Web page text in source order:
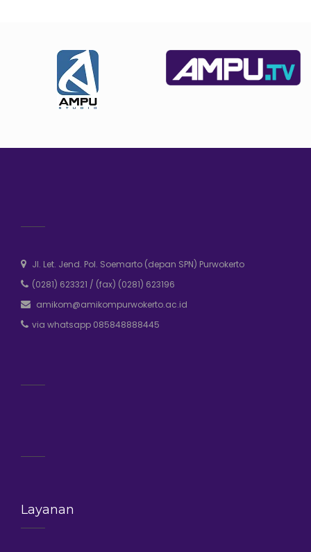
Jl. Let. Jend. Pol. Soemarto (depan SPN) Purwokerto
(0281) 623321 / (fax) (0281) 623196
amikom@amikompurwokerto.ac.id
via whatsapp 085848888445
Layanan